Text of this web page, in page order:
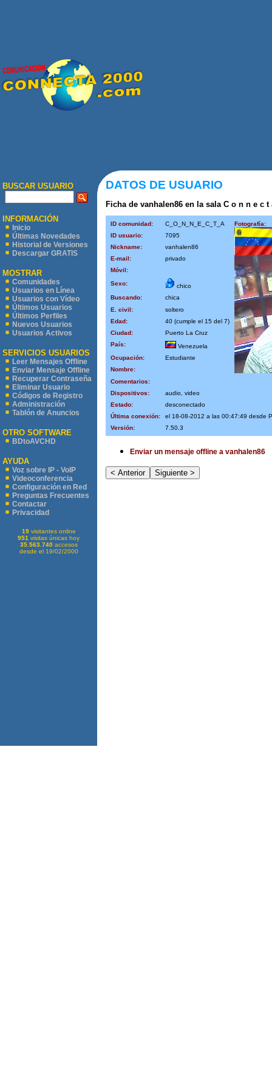
BUSCAR USUARIO
INFORMACIÓN
Inicio
Últimas Novedades
Historial de Versiones
Descargar GRATIS
MOSTRAR
Comunidades
Usuarios en Línea
Usuarios con Vídeo
Últimos Usuarios
Últimos Perfiles
Nuevos Usuarios
Usuarios Activos
SERVICIOS USUARIOS
Leer Mensajes Offline
Enviar Mensaje Offline
Recuperar Contraseña
Eliminar Usuario
Códigos de Registro
Administración
Tablón de Anuncios
OTRO SOFTWARE
BDtoAVCHD
AYUDA
Voz sobre IP - VoIP
Videoconferencia
Configuración en Red
Preguntas Frecuentes
Contactar
Privacidad
19visitantes online
951 visitas únicas hoy
35.563.740accesos
desde el 19/02/2000
DATOS DE USUARIO
Ficha de vanhalen86 en la sala C o n n e c t
ID comunidad: C_O_N_N_E_C_T_A
Fotografía:
ID usuario:
7095
Nickname:
vanhalen86
E-mail:
privado
Móvil:
Sexo:
chico
Buscando:
chica
E. civil:
soltero
Edad:
40 (cumple el 15 del 7)
Ciudad:
Puerto La Cruz
País:
Venezuela
Ocupación:
Estudiante
Nombre:
Comentarios:
Dispositivos:
audio, video
Estado:
desconectado
Última conexión:
el 18-08-2012 a las 00:47:49 desde
Versión:
7.50.3
Enviar un mensaje offline a vanhalen86